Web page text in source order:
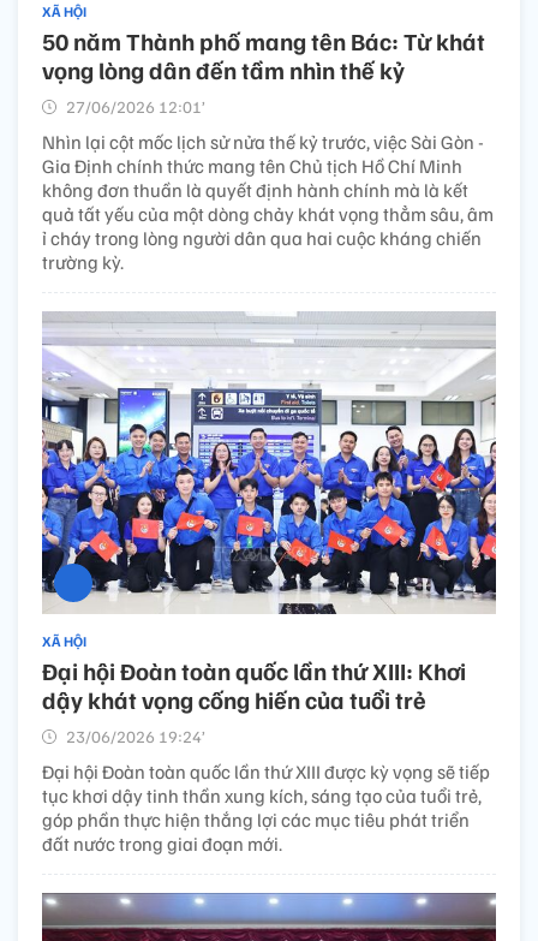
XÃ HỘI
50 năm Thành phố mang tên Bác: Từ khát
vọng lòng dân đến tầm nhìn thế kỷ
27/06/2026 12:01’
Nhìn lại cột mốc lịch sử nửa thế kỷ trước, việc Sài Gòn -
Gia Định chính thức mang tên Chủ tịch Hồ Chí Minh
không đơn thuần là quyết định hành chính mà là kết
quả tất yếu của một dòng chảy khát vọng thẳm sâu, âm
ỉ cháy trong lòng người dân qua hai cuộc kháng chiến
trường kỳ.
XÃ HỘI
Đại hội Đoàn toàn quốc lần thứ XIII: Khơi
dậy khát vọng cống hiến của tuổi trẻ
23/06/2026 19:24’
Đại hội Đoàn toàn quốc lần thứ XIII được kỳ vọng sẽ tiếp
tục khơi dậy tinh thần xung kích, sáng tạo của tuổi trẻ,
góp phần thực hiện thắng lợi các mục tiêu phát triển
đất nước trong giai đoạn mới.